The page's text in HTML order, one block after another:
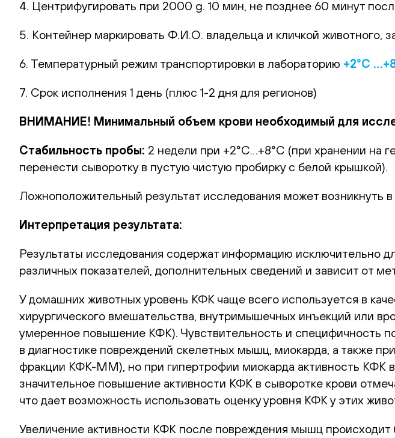
4. Центрифугировать при 2000 g. 10 мин, не позднее 60 минут
5. Контейнер маркировать Ф.И.О. владельца и кличкой животного,
6. Температурный режим транспортировки в лабораторию +2°С
7. Срок исполнения 1 день (плюс 1-2 дня для регионов)
ВНИМАНИЕ! Минимальный объем крови необходимый для
Стабильность пробы: 2 недели при +2°С…+8°С (при хранении на
перенести сыворотку в пустую чистую пробирку с белой крышкой).
Ложноположительный результат исследования может возникнуть
Интерпретация результата:
Результаты исследования содержат информацию исключительно
различных показателей, дополнительных сведений и зависит от
У домашних животных уровень КФК чаще всего используется в
хирургического вмешательства, внутримышечных инъекций или
умеренное повышение КФК). Чувствительность и специфичность
в диагностике повреждений скелетных мышц, миокарда, а также
фракции КФК-ММ), но при гипертрофии миокарда активность КФК в
значительное повышение активности КФК в сыворотке крови
что дает возможность использовать оценку уровня КФК у этих
Увеличение активности КФК после повреждения мышц происходит